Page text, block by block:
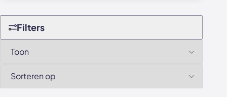
Filters